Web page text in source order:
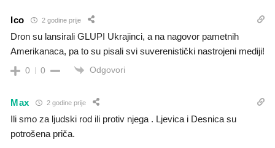
Ico 2 godine prije
Dron su lansirali GLUPI Ukrajinci, a na nagovor pametnih
Amerikanaca, pa to su pisali svi suverenistički nastrojeni mediji!
0 0 Odgovori
Max 2 godine prije
Ili smo za ljudski rod ili protiv njega . Ljevica i Desnica su
potrošena priča.